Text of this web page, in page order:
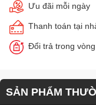
Ưu đãi mỗi ngày
Thanh toán tại
Đổi trả trong
SẢN PHẨM